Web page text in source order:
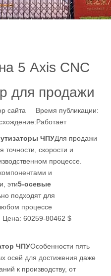
5 Axis CNC
для продажи
сайта Время публикации:
Работает
ЧПУДля продажи
точности, скорости и
процессе.
и
эти5-осевые
подходят для
процессе
Цена: 60259-80462 $
ЧПУОсобенности пять
осей для достижения даже
к производству, от